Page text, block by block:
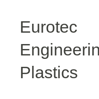
Eurotec
Plastics